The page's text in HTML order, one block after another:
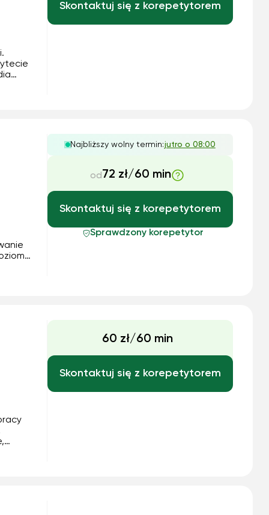
oraz
Skontaktuj się z korepetytorem
Najbliższy wolny termin:jutro o 08:00
od 72 zł/60 min
Skontaktuj się z korepetytorem
Sprawdzony korepetytor
na
60 zł/60 min
Skontaktuj się z korepetytorem